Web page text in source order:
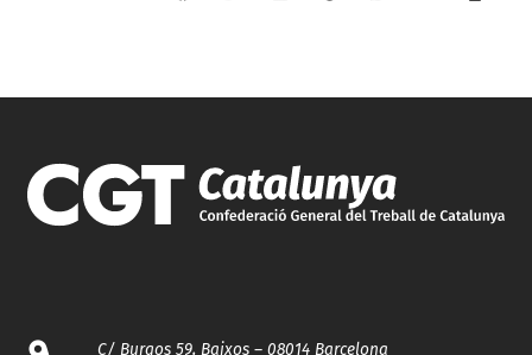
C/ Burgos 59, Baixos – 08014 Barcelona